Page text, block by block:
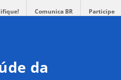
Comunica BR Participe
da